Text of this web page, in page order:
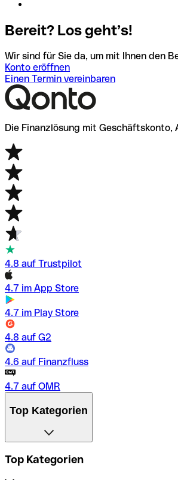
Bereit? Los geht’s!
Wir sind für Sie da, um mit Ihnen den
Konto eröffnen
Einen Termin vereinbaren
Die Finanzlösung mit
4.8 auf Trustpilot
4.7 im App Store
4.7 im Play Store
4.8 auf G2
4.6 auf Finanzfluss
4.7 auf OMR
Top Kategorien
Top Kategorien